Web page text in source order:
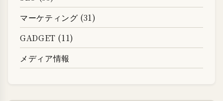
マーケティング (31)
GADGET (11)
メディア情報